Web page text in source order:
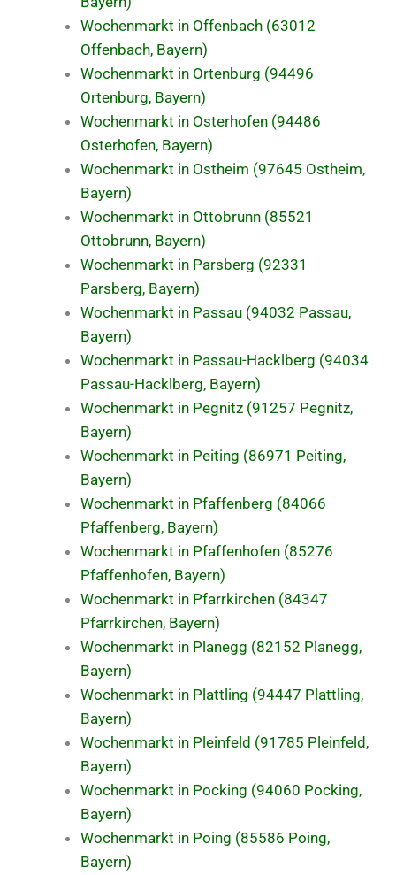
Wochenmarkt in Offenbach (63012
Offenbach, Bayern)
Wochenmarkt in Ortenburg (94496
Ortenburg, Bayern)
Wochenmarkt in Osterhofen (94486
Osterhofen, Bayern)
Wochenmarkt in Ostheim (97645 Ostheim,
Bayern)
Wochenmarkt in Ottobrunn (85521
Ottobrunn, Bayern)
Wochenmarkt in Parsberg (92331
Parsberg, Bayern)
Wochenmarkt in Passau (94032 Passau,
Bayern)
Wochenmarkt in Passau-Hacklberg (94034
Passau-Hacklberg, Bayern)
Wochenmarkt in Pegnitz (91257 Pegnitz,
Bayern)
Wochenmarkt in Peiting (86971 Peiting,
Bayern)
Wochenmarkt in Pfaffenberg (84066
Pfaffenberg, Bayern)
Wochenmarkt in Pfaffenhofen (85276
Pfaffenhofen, Bayern)
Wochenmarkt in Pfarrkirchen (84347
Pfarrkirchen, Bayern)
Wochenmarkt in Planegg (82152 Planegg,
Bayern)
Wochenmarkt in Plattling (94447 Plattling,
Bayern)
Wochenmarkt in Pleinfeld (91785 Pleinfeld,
Bayern)
Wochenmarkt in Pocking (94060 Pocking,
Bayern)
Wochenmarkt in Poing (85586 Poing,
Bayern)